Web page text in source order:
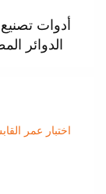
أدوات
الدوائر